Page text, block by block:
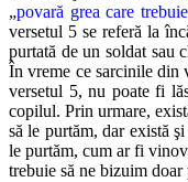
„povară grea care
versetul 5 se referă la
purtată de un soldat sau
În vreme ce sarcinile din
versetul 5, nu poate fi
copilul. Prin urmare,
să le purtăm, dar există
le purtăm, cum ar fi
trebuie să ne bizuim